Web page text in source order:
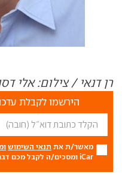
רן דנאי / צילום: אלי
הירשמו לקבלת
מאשר/ת את תנאי השימוש
iCar ומסכים/ה לקבל מכם דברי פרסום.